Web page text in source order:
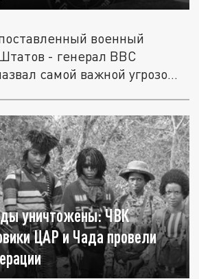
военный
- генерал ВВС
самой важной угрозой
уничтожены: ЧВК
ЦАР и Чада провели